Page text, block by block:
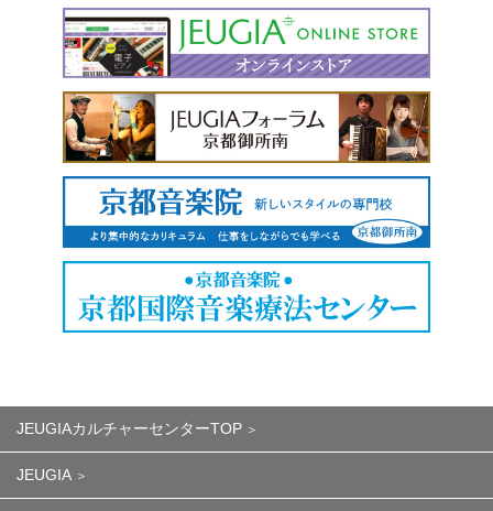
JEUGIAカルチャーセンターTOP
JEUGIA